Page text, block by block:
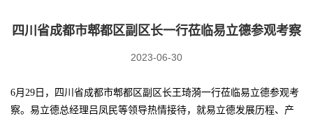
四川省成都市郫都区副区长一行莅临易立德参观考察
2023-06-30
6月29日，四川省成都市郫都区副区长王琦漪一行莅临易立德参观考
察。易立德总经理吕凤民等领导热情接待，就易立德发展历程、产